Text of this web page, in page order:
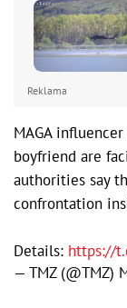
Reklama
MAGA
boyfriend are
authorities say
confrontation
Details: https://
— TMZ (@TMZ)